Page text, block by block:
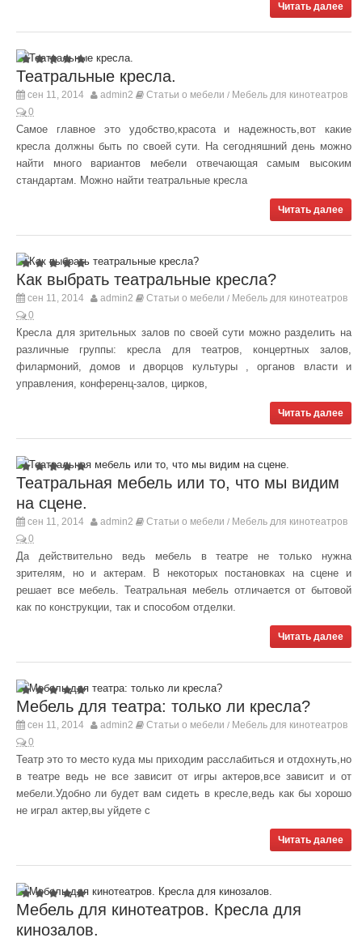
Читать далее
Театральные кресла.
сен 11, 2014 admin2 Статьи о мебели / Мебель для кинотеатров
0
Самое главное это удобство,красота и надежность,вот какие
кресла должны быть по своей сути. На сегодняшний день можно
найти много вариантов мебели отвечающая самым высоким
стандартам. Можно найти театральные кресла
Читать далее
Как выбрать театральные кресла?
сен 11, 2014 admin2 Статьи о мебели / Мебель для кинотеатров
0
Кресла для зрительных залов по своей сути можно разделить на
различные группы: кресла для театров, концертных залов,
филармоний, домов и дворцов культуры , органов власти и
управления, конференц-залов, цирков,
Читать далее
Театральная мебель или то, что мы видим
на сцене.
сен 11, 2014 admin2 Статьи о мебели / Мебель для кинотеатров
0
Да действительно ведь мебель в театре не только нужна
зрителям, но и актерам. В некоторых постановках на сцене и
решает все мебель. Театральная мебель отличается от бытовой
как по конструкции, так и способом отделки.
Читать далее
Мебель для театра: только ли кресла?
сен 11, 2014 admin2 Статьи о мебели / Мебель для кинотеатров
0
Театр это то место куда мы приходим расслабиться и отдохнуть,но
в театре ведь не все зависит от игры актеров,все зависит и от
мебели.Удобно ли будет вам сидеть в кресле,ведь как бы хорошо
не играл актер,вы уйдете с
Читать далее
Мебель для кинотеатров. Кресла для
кинозалов.